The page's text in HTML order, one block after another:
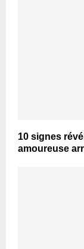
10 signes
amoureuse